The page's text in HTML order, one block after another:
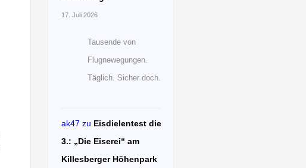
17. Juli 2026
Tausende von
Flugnewegungen.
Täglich. Sicher doch.
ak47 zu Eisdielentest die
3.: „Die Eiserei“ am
Killesberger Höhenpark